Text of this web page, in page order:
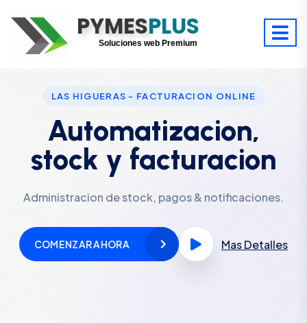
PYMESPLUS
Digitaliza tu éxito
Soluciones web Premium
LAS HIGUERAS - FACTURACION ONLINE
Automatizacion,
stock y facturacion
Administracion de stock, pagos & notificaciones.
COMENZAR AHORA Mas Detalles